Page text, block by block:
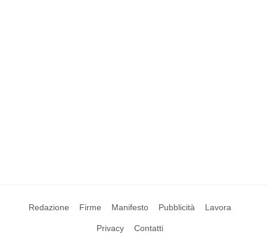
Redazione Firme Manifesto Pubblicità Lavora
Privacy Contatti